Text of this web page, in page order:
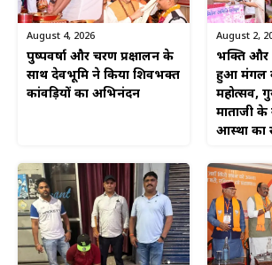
August 4, 2026
पुष्पवर्षा और चरण प्रक्षालन के
साथ देवभूमि ने किया शिवभक्त
कांवड़ियों का अभिनंदन
August 2,
भक्ति और
हुआ मंगल
महोत्सव,
माताजी के
आस्था का